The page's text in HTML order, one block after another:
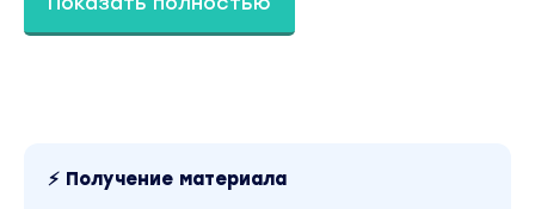
данных в коучинговом процессе (доступ
⚡ Получение материала